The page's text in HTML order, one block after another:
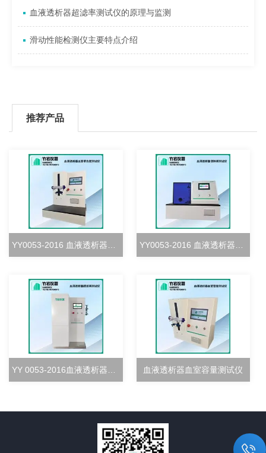
血液透析器超滤率测试仪的原理与监测
滑动性能检测仪主要特点介绍
推荐产品
YY0053-2016 血液透析器血室密合度测试仪 YY0053-2016 血液透析器清除率测试仪
YY 0053-2016血液透析器超滤率测试仪 血液透析器血室容量测试仪